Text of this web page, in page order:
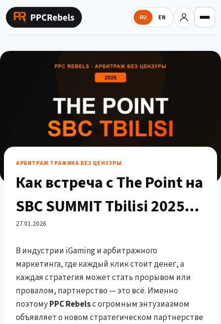
Перейти
содержимому
RU EN
АРБИТРАЖ ТРАФИКА БЕЗ ЦЕНЗУРЫ
Как встреча с The Point на
SBC SUMMIT Tbilisi 2025
изменит правила игры в
iGaming маркетинге (и
почему PPC Rebels теперь
не остановить)
27.01.2026
В индустрии iGaming и арбитражного
маркетинга, где каждый клик стоит денег, а
каждая стратегия может стать прорывом или
провалом, партнерство — это всё. Именно
поэтомуPPC Rebelsс огромным энтузиазмом
объявляет о новом стратегическом партнерстве